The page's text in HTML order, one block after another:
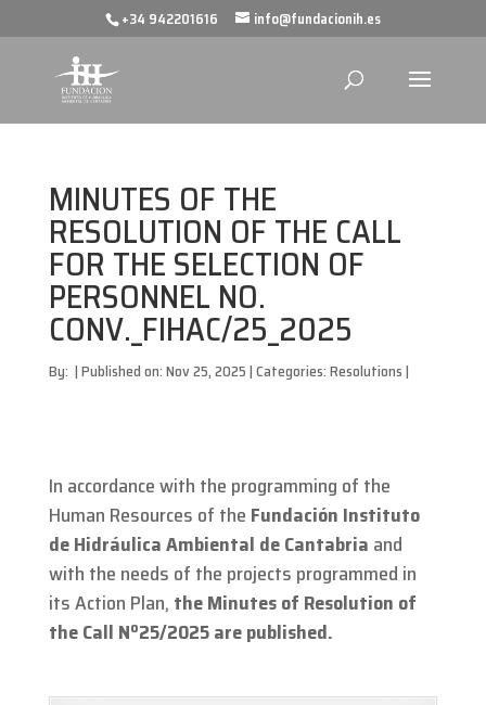
+34 942201616 info@fundacionih.es
MINUTES OF THE
RESOLUTION OF THE CALL
FOR THE SELECTION OF
PERSONNEL NO.
CONV._FIHAC/25_2025
By: |Published on: Nov 25, 2025|Categories:Resolutions|
In accordance with the programming of the
Human Resources of the Fundación Instituto
de Hidráulica Ambiental de Cantabria and
with the needs of the projects programmed in
its Action Plan, the Minutes of Resolution of
the Call Nº25/2025 are published.